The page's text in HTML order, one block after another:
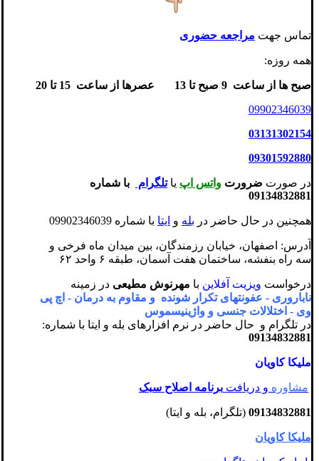
تماس جهت مراجعه حضوری
همه روزه:
صبح ها از ساعت 9 صبح تا 13
عصرها از ساعت 15 تا 20
09902346039
03131302154
09301592880
در صورت ضرورت واتس اپ یاتلگرام
با شماره
09134832881
همچنین در حال حاضر در بله و ایتا با شماره 09902346039
آدرس: اصفهان، خیابان رزمندگان، بین میدان ماه فرخی و
سه راه بنفشه، ساختمان هفت آسمان، طبقه ۶ واحد ۶۲
درخواست ویزیت آ فلاین با مهرنوش مطیعی در زمینه
ناباروری - عفونتهای تکرار شونده و مقاوم به درمان - اچ پی
وی - اختلالات جنسی و واژینیسموس
در تلگرام و حال حاضر در نرم افزارهای بله و ایتا با شماره:
09134832881
ملیکا کاویان
مشاوره و دریافت برنامه اصلاح سبک
09134832881 (تلگرام، بله و ایتا)
ملیکا کاویان